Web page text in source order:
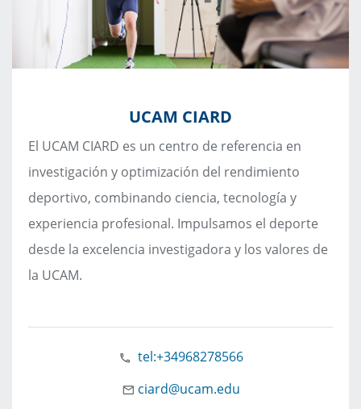
UCAM CIARD
El UCAM CIARD es un centro de referencia en
investigación y optimización del rendimiento
deportivo, combinando ciencia, tecnología y
experiencia profesional. Impulsamos el deporte
desde la excelencia investigadora y los valores de
la UCAM.
tel:+34968278566
ciard@ucam.edu